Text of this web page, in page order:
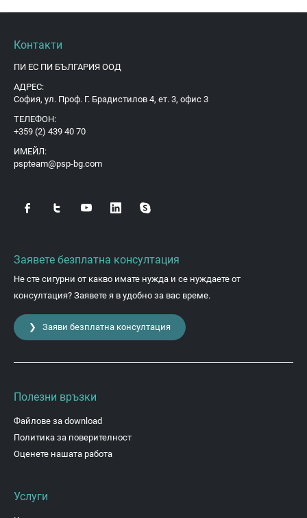
Контакти
ПИ ЕС ПИ БЪЛГАРИЯ ООД
АДРЕС:
София, ул. Проф. Г. Брадистилов 4, ет. 3, офис 3
ТЕЛЕФОН:
+359 (2) 439 40 70
ИМЕЙЛ:
pspteam@psp-bg.com
Заявете безплатна консултация
Не сте сигурни от какво имате нужда и се нуждаете от
консултация? Заявете я в удобно за вас време.
❯ Заяви безплатна консултация
Полезни връзки
Файлове за download
Политика за поверителност
Оценете нашата работа
Услуги